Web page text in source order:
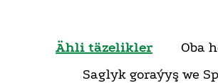
Ähli täzelikler
Oba
Saglyk goraýyş we